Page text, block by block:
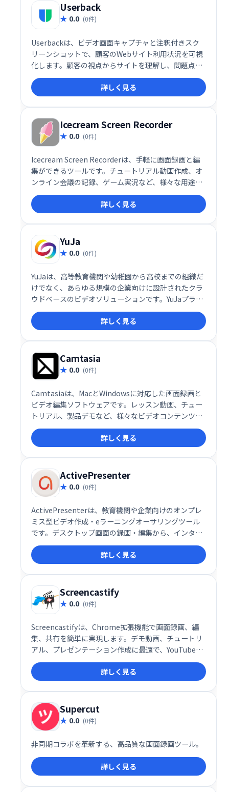
Userback
0.0 (0件)
Userbackは、ビデオ画面キャプチャと注釈付きスク
リーンショットで、顧客のWebサイト利用状況を可視
化します。顧客の視点からサイトを理解し、問題点を
迅速に特定、改善することで、より良い製品開発を支
援します。時間を節約し、効率的な開発プロセスを実
現します。
詳しく見る
Icecream Screen Recorder
0.0 (0件)
Icecream Screen Recorderは、手軽に画面録画と編
集ができるツールです。チュートリアル動画作成、オ
ンライン会議の記録、ゲーム実況など、様々な用途に
活用できます。ウェブカメラ映像の同時録画や音声追
加、音声のみの録音にも対応。シンプルで直感的な操
作性で、高品質な動画制作をサポートします。企業で
の活用にも最適です。
詳しく見る
YuJa
0.0 (0件)
YuJaは、高等教育機関や幼稚園から高校までの組織だ
けでなく、あらゆる規模の企業向けに設計されたクラ
ウドベースのビデオソリューションです。YuJaプラッ
トフォームには、デジタル会議、仮想教室、ビデオ管
理、デスクトップ録音、さらに多くのコラボレーショ
ンおよび学習ツールが含まれています。
詳しく見る
Camtasia
0.0 (0件)
Camtasiaは、MacとWindowsに対応した画面録画と
ビデオ編集ソフトウェアです。レッスン動画、チュー
トリアル、製品デモなど、様々なビデオコンテンツ作
成を簡単に実現します。デスクトップ画面の録画やウ
ェブカメラを使った撮影に加え、豊富なテンプレート
や注釈機能、エフェクトで高品質なビデオ制作をサポ
ートします。初心者からプロまで、幅広いユーザーに
ご利用いただけます。
詳しく見る
ActivePresenter
0.0 (0件)
ActivePresenterは、教育機関や企業向けのオンプレ
ミス型ビデオ作成・eラーニングオーサリングツール
です。デスクトップ画面の録画・編集から、インタラ
クティブなHTML5コンテンツ作成まで、幅広い機能を
提供します。オーディオ/ビデオ編集機能も充実してお
り、Mac/Windows両対応で作成したコンテンツはあ
らゆるモバイルデバイスで共有可能です。効率的なe
ラーニングコンテンツ制作を実現します。
詳しく見る
Screencastify
0.0 (0件)
Screencastifyは、Chrome拡張機能で画面録画、編
集、共有を簡単に実現します。デモ動画、チュートリ
アル、プレゼンテーション作成に最適で、YouTubeへ
の公開やGoogleドライブでの共有、MP3/MP4へのエ
クスポートも可能です。学校、カスタマーサポート、
営業チームなど、幅広い用途でご利用いただけます。
詳しく見る
Supercut
0.0 (0件)
非同期コラボを革新する、高品質な画面録画ツール。
詳しく見る